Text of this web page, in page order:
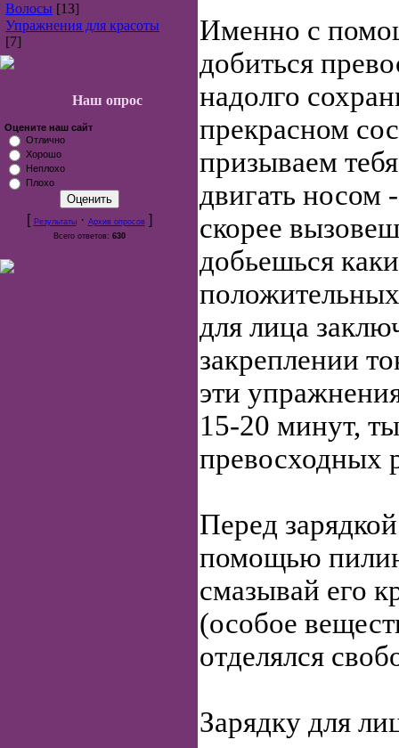
Волосы [13]
Упражнения для красоты
[7]
Наш опрос
Оцените наш сайт
Отлично
Хорошо
Неплохо
Плохо
[ Результаты· Архив опросов]
Всего ответов: 630
Именно с
добиться
надолго
прекрасном
призываем
двигать носом
скорее
добьешься
положительных
для лица
закреплении
эти
15-20 минут,
превосходных
Перед
помощью
смазывай его
(особое
отделялся
Зарядку для